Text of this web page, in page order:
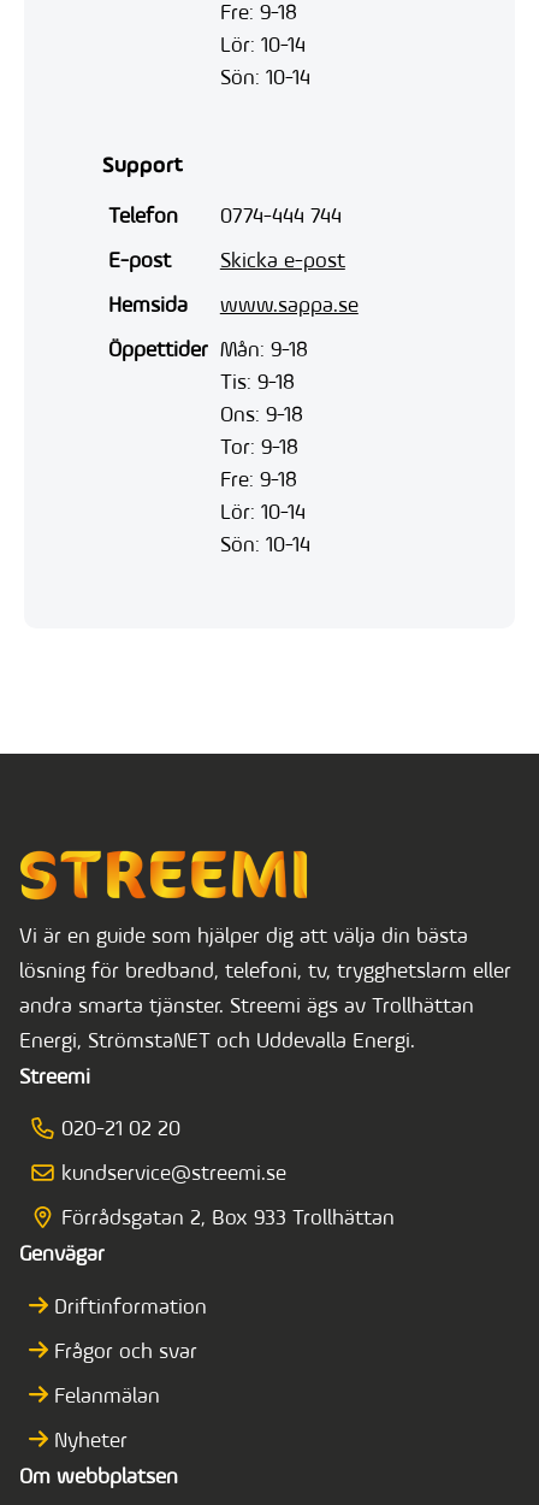
Fre: 9-18
Lör: 10-14
Sön: 10-14
Support
Telefon
0774-444 744
E-post
Skicka e-post
Hemsida
www.sappa.se
Öppettider Mån: 9-18
Tis: 9-18
Ons: 9-18
Tor: 9-18
Fre: 9-18
Lör: 10-14
Sön: 10-14
Vi är en guide som hjälper dig att välja din bästa
lösning för bredband, telefoni, tv, trygghetslarm eller
andra smarta tjänster. Streemi ägs av Trollhättan
Energi, StrömstaNET och Uddevalla Energi.
Streemi
020-21 02 20
kundservice@streemi.se
Förrådsgatan 2, Box 933 Trollhättan
Genvägar
Driftinformation
Frågor och svar
Felanmälan
Nyheter
Om webbplatsen